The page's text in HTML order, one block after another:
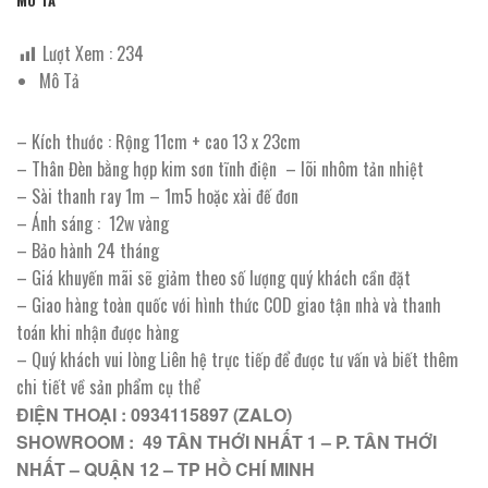
Lượt Xem : 234
Mô Tả
– Kích thước : Rộng 11cm + cao 13 x 23cm
– Thân Đèn bằng hợp kim sơn tĩnh điện – lõi nhôm tản nhiệt
– Sài thanh ray 1m – 1m5 hoặc xài đế đơn
– Ánh sáng : 12w vàng
– Bảo hành 24 tháng
– Giá khuyến mãi sẽ giảm theo số lượng quý khách cần đặt
– Giao hàng toàn quốc với hình thức COD giao tận nhà và thanh
toán khi nhận được hàng
– Quý khách vui lòng Liên hệ trực tiếp để được tư vấn và biết thêm
chi tiết về sản phẩm cụ thể
ĐIỆN THOẠI : 0934115897 (ZALO)
SHOWROOM : 49 TÂN THỚI NHẤT 1 – P. TÂN THỚI
NHẤT – QUẬN 12 – TP HỒ CHÍ MINH